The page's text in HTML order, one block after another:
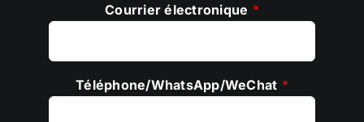
Courrier électronique *
Téléphone/WhatsApp/WeChat *